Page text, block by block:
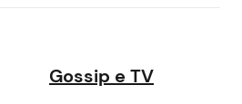
Gossip e TV